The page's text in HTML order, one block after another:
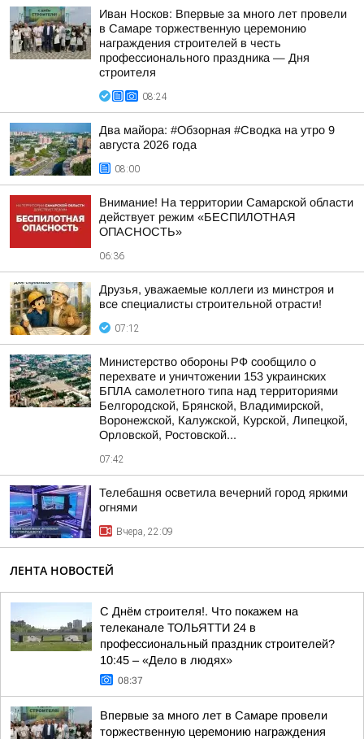
Иван Носков: Впервые за много лет провели
в Самаре торжественную церемонию
награждения строителей в честь
профессионального праздника — Дня
строителя
08:24
Два майора: #Обзорная #Сводка на утро 9
августа 2026 года
08:00
Внимание! На территории Самарской области
действует режим «БЕСПИЛОТНАЯ
ОПАСНОСТЬ»
06:36
Друзья, уважаемые коллеги из минстроя и
все специалисты строительной отрасти!
07:12
Министерство обороны РФ сообщило о
перехвате и уничтожении 153 украинских
БПЛА самолетного типа над территориями
Белгородской, Брянской, Владимирской,
Воронежской, Калужской, Курской, Липецкой,
Орловской, Ростовской...
07:42
Телебашня осветила вечерний город яркими
огнями
Вчера, 22:09
ЛЕНТА НОВОСТЕЙ
С Днём строителя!. Что покажем на
телеканале ТОЛЬЯТТИ 24 в
профессиональный праздник строителей?
10:45 – «Дело в людях»
08:37
Впервые за много лет в Самаре провели
торжественную церемонию награждения